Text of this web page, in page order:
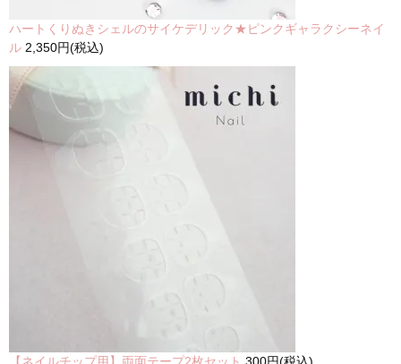
ハートくりぬきシェルのサイケデリック★ピンクギャラクシーネイ
ル 2,350円(税込)